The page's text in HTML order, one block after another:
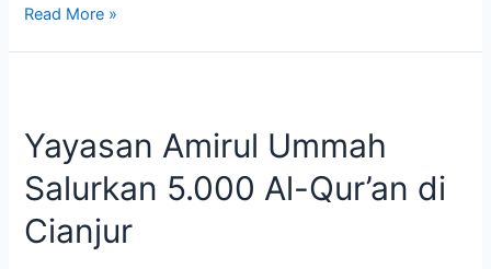
Read More »
Yayasan Amirul Ummah
Salurkan 5.000 Al-Qur’an di
Cianjur
Ummah
Salurkan
5.000
Qur’an